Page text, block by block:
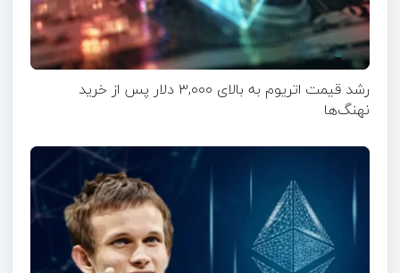
رشد قیمت اتریوم به بالای ۳,۰۰۰ دلار پس از خرید
نهنگ‌ها